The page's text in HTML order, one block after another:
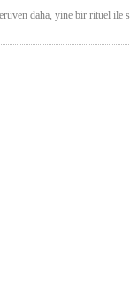
daha, yine bir ritüel ile